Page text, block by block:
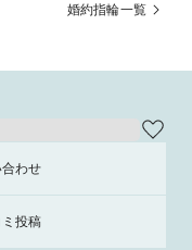
婚約指輪一覧
わせ
投稿